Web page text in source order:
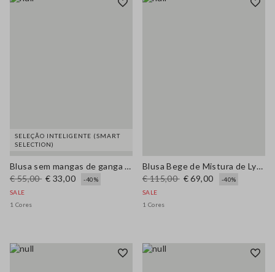
SELEÇÃO INTELIGENTE (SMART
SELECTION)
Blusa sem mangas de ganga azul em algodão puro ajuste regular
€ 55,00 € 33,00
-40%
SALE
1 Cores
Blusa Bege de Mistura de Lyocell Regular Fit
€ 115,00 € 69,00
-40%
SALE
1 Cores